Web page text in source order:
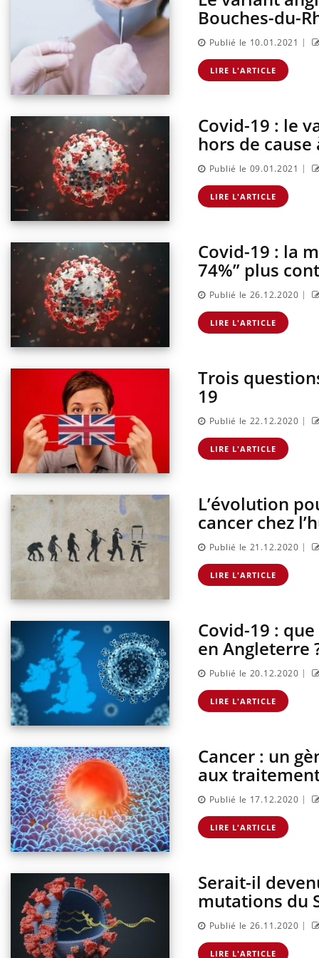
Bouches-du-
Publié le 10.01.2021 |
LIRE L'ARTICLE
Covid-19 : le
hors de cause
Publié le 09.01.2021 |
LIRE L'ARTICLE
Covid-19 : la
74%” plus
Publié le 26.12.2020 |
LIRE L'ARTICLE
Trois
19
Publié le 22.12.2020 |
LIRE L'ARTICLE
L’évolution
cancer chez
Publié le 21.12.2020 |
LIRE L'ARTICLE
Covid-19 :
en Angleterre
Publié le 20.12.2020 |
LIRE L'ARTICLE
Cancer : un
aux
Publié le 17.12.2020 |
LIRE L'ARTICLE
Serait-il
mutations du
Publié le 26.11.2020 |
LIRE L'ARTICLE